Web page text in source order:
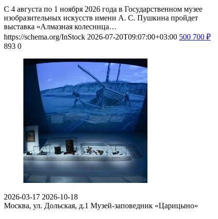
С 4 августа по 1 ноября 2026 года в Государственном музее
изобразительных искусств имени А. С. Пушкина пройдет
выставка «Алмазная колесница…
https://schema.org/InStock 2026-07-20T09:07:00+03:00 500 700 ₽
893 0
2026-03-17 2026-10-18
Москва, ул. Дольская, д.1 Музей-заповедник «Царицыно»